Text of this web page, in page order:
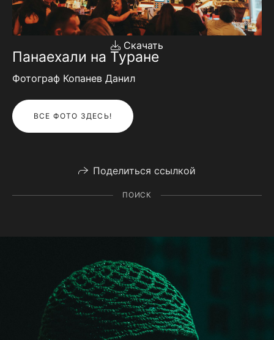
Скачать
Панаехали на Туране
Фотограф Копанев Данил
ВСЕ ФОТО ЗДЕСЬ!
Поделиться ссылкой
ПОИСК